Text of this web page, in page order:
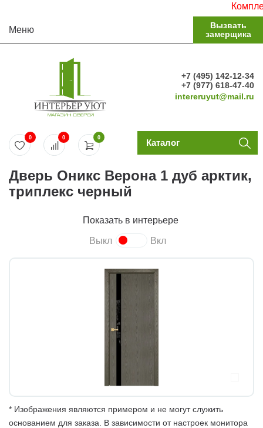
Меню
Вызвать
замерщика
+7 (495) 142-12-34
+7 (977) 618-47-40
intereruyut@mail.ru
0
0 0 Каталог
Дверь Оникс Верона 1 дуб арктик,
триплекс черный
Показать в интерьере
Выкл Вкл
* Изображения являются примером и не могут служить
основанием для заказа. В зависимости от настроек монитора